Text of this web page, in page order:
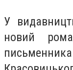
У
новий